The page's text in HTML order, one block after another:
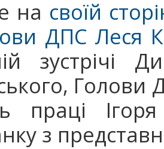
на своїй
ДПС Леся
зустрічі
Голови
праці
з